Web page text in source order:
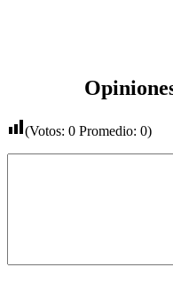
(Votos: 0 Promedio: 0)